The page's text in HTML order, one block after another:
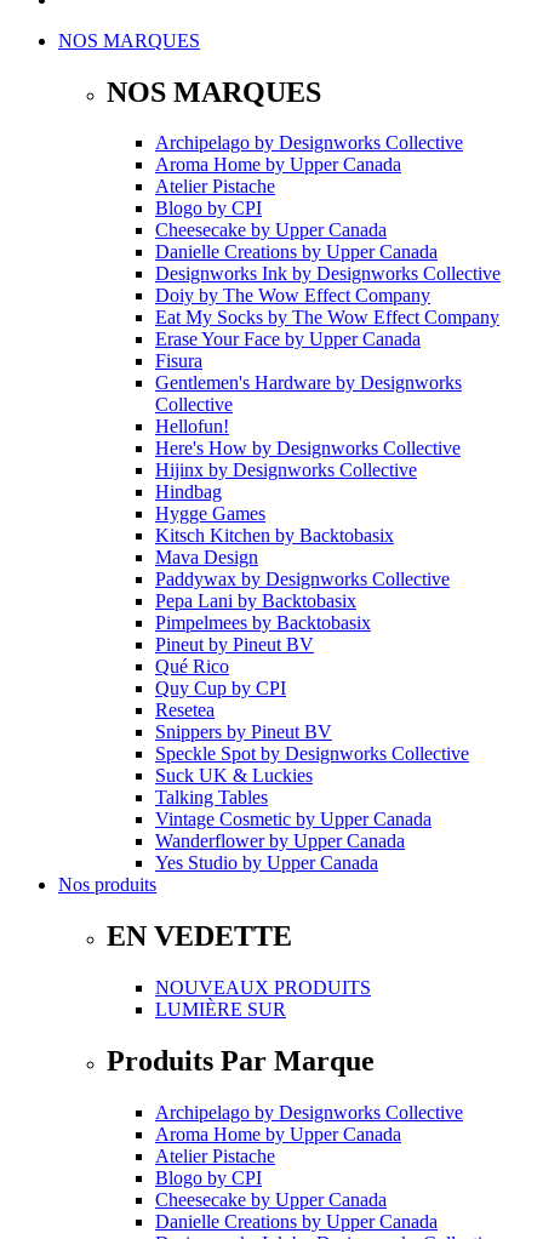
NOS MARQUES
NOS MARQUES
Archipelago by Designworks Collective
Aroma Home by Upper Canada
Atelier Pistache
Blogo by CPI
Cheesecake by Upper Canada
Danielle Creations by Upper Canada
Designworks Ink by Designworks Collective
Doiy by The Wow Effect Company
Eat My Socks by The Wow Effect Company
Erase Your Face by Upper Canada
Fisura
Gentlemen's Hardware by Designworks
Collective
Hellofun!
Here's How by Designworks Collective
Hijinx by Designworks Collective
Hindbag
Hygge Games
Kitsch Kitchen by Backtobasix
Mava Design
Paddywax by Designworks Collective
Pepa Lani by Backtobasix
Pimpelmees by Backtobasix
Pineutby Pineut BV
Qué Rico
Quy Cup by CPI
Resetea
Snippers by Pineut BV
Speckle Spotby Designworks Collective
Suck UK & Luckies
Talking Tables
Vintage Cosmetic by Upper Canada
Wanderflowerby Upper Canada
Yes Studio by Upper Canada
Nos produits
EN VEDETTE
NOUVEAUX PRODUITS
LUMIÈRE SUR
Produits Par Marque
Archipelago by Designworks Collective
Aroma Home by Upper Canada
Atelier Pistache
Blogo by CPI
Cheesecake by Upper Canada
Danielle Creations by Upper Canada